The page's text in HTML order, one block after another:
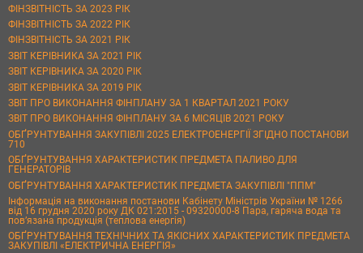
ФІНЗВІТНІСТЬ ЗА 2023 РІК
ФІНЗВІТНІСТЬ ЗА 2022 РІК
ФІНЗВІТНІСТЬ ЗА 2021 РІК
ЗВІТ КЕРІВНИКА ЗА 2021 РІК
ЗВІТ КЕРІВНИКА ЗА 2020 РІК
ЗВІТ КЕРІВНИКА ЗА 2019 РІК
ЗВІТ ПРО ВИКОНАННЯ ФІНПЛАНУ ЗА 1 КВАРТАЛ 2021 РОКУ
ЗВІТ ПРО ВИКОНАННЯ ФІНПЛАНУ ЗА 6 МІСЯЦІВ 2021 РОКУ
ОБҐРУНТУВАННЯ ЗАКУПІВЛІ 2025 ЕЛЕКТРОЕНЕРГІЇ ЗГІДНО ПОСТАНОВИ
710
ОБҐРУНТУВАННЯ ХАРАКТЕРИСТИК ПРЕДМЕТА ПАЛИВО ДЛЯ
ГЕНЕРАТОРІВ
ОБҐРУНТУВАННЯ ХАРАКТЕРИСТИК ПРЕДМЕТА ЗАКУПІВЛІ "ППМ"
Інформація на виконання постанови Кабінету Міністрів України № 1266
від 16 грудня 2020 року ДК 021:2015 - 09320000-8 Пара, гаряча вода та
пов’язана продукція (теплова енергія)
ОБҐРУНТУВАННЯ ТЕХНІЧНИХ ТА ЯКІСНИХ ХАРАКТЕРИСТИК ПРЕДМЕТА
ЗАКУПІВЛІ «ЕЛЕКТРИЧНА ЕНЕРГІЯ»